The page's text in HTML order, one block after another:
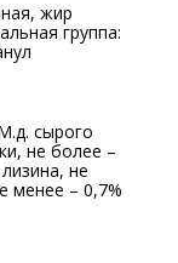
жир
группа:
сырого
не более –
не
менее – 0,7%